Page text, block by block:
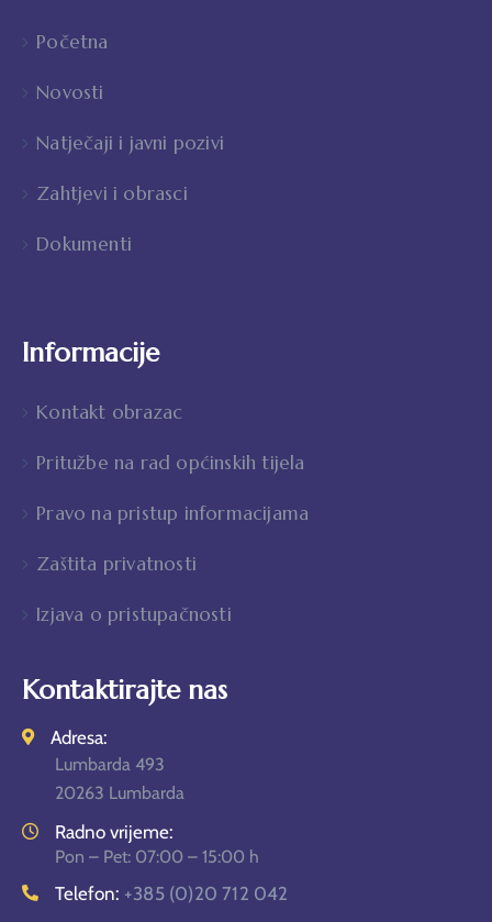
Početna
Novosti
Natječaji i javni pozivi
Zahtjevi i obrasci
Dokumenti
Informacije
Kontakt obrazac
Pritužbe na rad općinskih tijela
Pravo na pristup informacijama
Zaštita privatnosti
Izjava o pristupačnosti
Kontaktirajte nas
Adresa:
Lumbarda 493
20263 Lumbarda
Radno vrijeme:
Pon – Pet: 07:00 – 15:00 h
Telefon: +385 (0)20 712 042